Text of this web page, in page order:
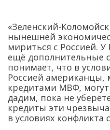
«Зеленский-
нынешней
мириться с Россией. У
ещё дополнительные
понимает, что в
Россией американцы,
кредитами МВФ,
дадим, пока не
кредиты эти
в условиях конфликта